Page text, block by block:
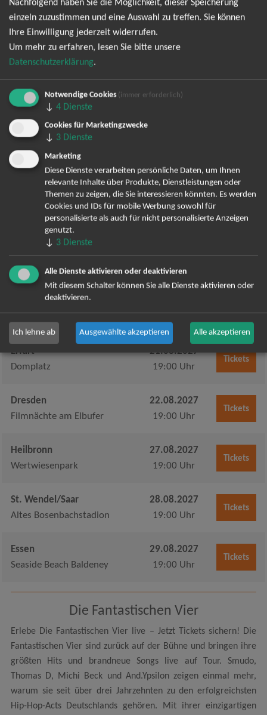
Waghäusel
Eremitage
24.07.2027
19:00 Uhr
Tickets
St. Goarshausen / Loreley
Loreley Freilichtbühne
St. Goarshausen / Loreley
Loreley Freilichtbühne
19:00 Uhr
Open-Air-Platz EmslandArena
15.08.2027
19:00 Uhr
Volksbank BraWo Bühne
19:00 Uhr
Erfurt
Domplatz
21.08.2027
19:00 Uhr
Tickets
Dresden
Filmnächte am Elbufer
22.08.2027
19:00 Uhr
Tickets
Heilbronn
Wertwiesenpark
27.08.2027
19:00 Uhr
Tickets
St. Wendel/Saar
Altes Bosenbachstadion
28.08.2027
19:00 Uhr
Tickets
Essen
Seaside Beach Baldeney
29.08.2027
19:00 Uhr
Tickets
Die Fantastischen Vier
Erlebe Die Fantastischen Vier live – Jetzt Tickets sichern! Die
Fantastischen Vier sind zurück auf der Bühne und bringen ihre
größten Hits und brandneue Songs live auf Tour. Smudo,
Thomas D, Michi Beck und And.Ypsilon zeigen einmal mehr,
warum sie seit über drei Jahrzehnten zu den erfolgreichsten
Hip-Hop-Acts Deutschlands gehören. Mit ihrer einzigartigen
Nachfolgend haben Sie die Möglichkeit, dieser Speicherung
einzeln zuzustimmen und eine Auswahl zu treffen. Sie können
Ihre Einwilligung jederzeit widerrufen.
Um mehr zu erfahren, lesen Sie bitte unsere
Datenschutzerklärung.
Notwendige Cookies (immer erforderlich)
↓ 4 Dienste
Cookies für Marketingzwecke
↓ 3 Dienste
Marketing
Diese Dienste verarbeiten persönliche Daten, um Ihnen
relevante Inhalte über Produkte, Dienstleistungen oder
Themen zu zeigen, die Sie interessieren könnten. Es werden
Cookies und IDs für mobile Werbung sowohl für
personalisierte als auch für nicht personalisierte Anzeigen
genutzt.
↓ 3 Dienste
Alle Dienste aktivieren oder deaktivieren
Mit diesem Schalter können Sie alle Dienste aktivieren oder
deaktivieren.
Ich lehne ab Ausgewählte akzeptieren Alle akzeptieren